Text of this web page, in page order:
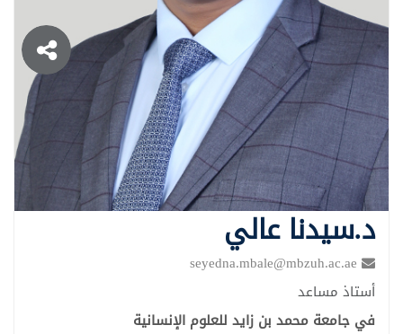
د.سيدنا عالي
أستاذ مساعد
في جامعة محمد بن زايد للعلوم الإنسانية